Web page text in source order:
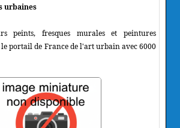
urbaines
peints, fresques murales et peintures
portail de France de l'art urbain avec 6000